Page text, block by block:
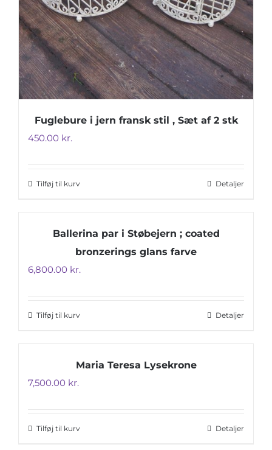
Fuglebure i jern fransk stil , Sæt af 2 stk
450.00 kr.
Tilføj til kurv Detaljer
Ballerina par i Støbejern ; coated
bronzerings glans farve
6,800.00 kr.
Tilføj til kurv Detaljer
Maria Teresa Lysekrone
7,500.00 kr.
Tilføj til kurv Detaljer